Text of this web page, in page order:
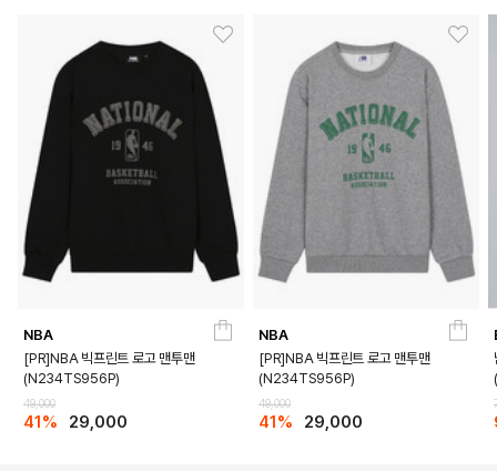
DETAILS
NBA
[PR]NBA 빅프린트 로고 맨투맨
(N234TS956P)
49,000
41% 29,000
NBA
[PR]NBA 빅프린트 로고 맨투맨
(N234TS956P)
49,000
41% 29,000